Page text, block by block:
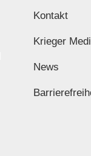
Kontakt
Krieger
News